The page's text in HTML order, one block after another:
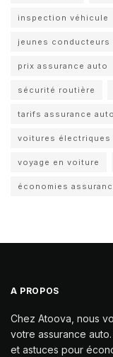
inspection véhicule
jeunes conducteurs
prix assurance auto
sécurité routière
tarifs assurance auto
voitures électriques
voyage en voiture
économies
A PROPOS
Chez Atoova, nous
votre assurance
et astuces pour